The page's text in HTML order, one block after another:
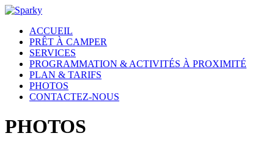
ACCUEIL
PRÊT À CAMPER
SERVICES
PROGRAMMATION & ACTIVITÉS À PROXIMITÉ
PLAN & TARIFS
PHOTOS
CONTACTEZ-NOUS
PHOTOS